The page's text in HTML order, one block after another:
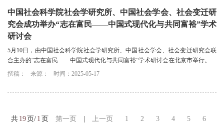
中国社会科学院社会学研究所、中国社会学会、社会变迁研
究会成功举办“志在富民——中国式现代化与共同富裕”学术
研讨会
5月10日，由中国社会科学院社会学研究所、中国社会学会、社会变迁研究会联
合主办的“志在富民——中国式现代化与共同富裕”学术研讨会在北京市举行。
撰稿：
来源： 时间：2025-05-17
共 19页/ 1 页 第一页 上一页 1 2 3 4 5 6